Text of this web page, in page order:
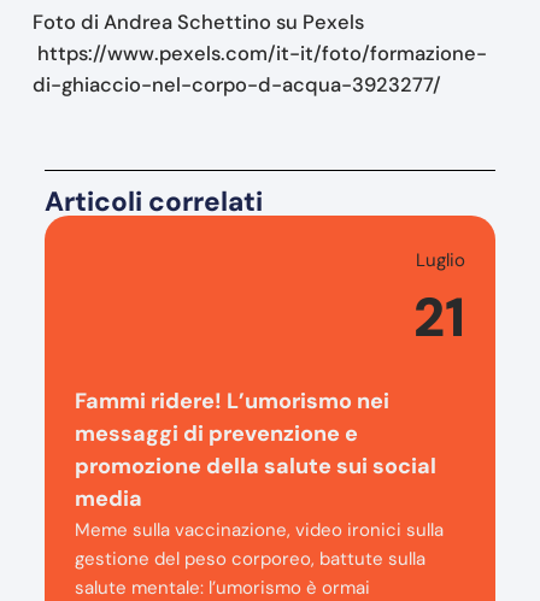
Foto di Andrea Schettino su Pexels
https://www.pexels.com/it-it/foto/formazione-
di-ghiaccio-nel-corpo-d-acqua-3923277/
Articoli correlati
Luglio
21
Fammi ridere! L’umorismo nei
messaggi di prevenzione e
promozione della salute sui social
media
Meme sulla vaccinazione, video ironici sulla
gestione del peso corporeo, battute sulla
salute mentale: l’umorismo è ormai